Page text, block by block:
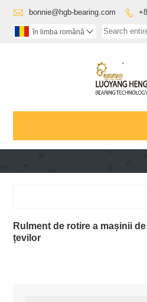
 bonnie@hgb-bearing.com 
în limba română 
Rulment de rotire a mașinii
țevilor